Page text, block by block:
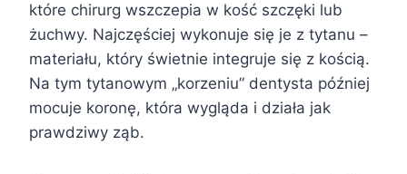
które chirurg wszczepia w kość szczęki lub
żuchwy. Najczęściej wykonuje się je z tytanu –
materiału, który świetnie integruje się z kością.
Na tym tytanowym „korzeniu” dentysta później
mocuje koronę, która wygląda i działa jak
prawdziwy ząb.